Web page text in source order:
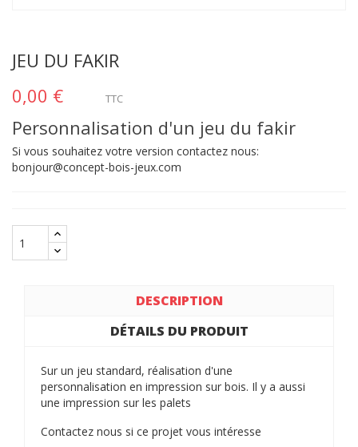
JEU DU FAKIR
0,00 €
TTC
Personnalisation d'un jeu du fakir
Si vous souhaitez votre version contactez nous:
bonjour@concept-bois-jeux.com
DESCRIPTION
DÉTAILS DU PRODUIT
Sur un jeu standard, réalisation d'une
personnalisation en impression sur bois. Il y a aussi
une impression sur les palets
Contactez nous si ce projet vous intéresse